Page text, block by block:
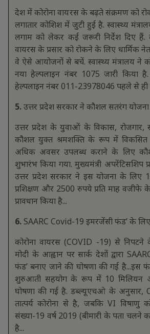
देश में कोरोना वायरस के बढ़ते संक्रमण को
लगातार कोशिश में जुटी हुई है. स्वास्थ्य
लगाम को लेकर कई जरूरी निर्देश दिए हैं.
वायरस के प्रसार को रोकने के लिए धार्मिक
वे ऐसे आयोजनों से बचें. स्वास्थ्य मंत्रालय ने
नया हेल्पलाइन नंबर 1075 जारी किया
हेल्पलाइन नंबर 011-23978046 पहले से ही
5.उत्तर प्रदेश सरकार ने कौशल सतरंग
उत्तर प्रदेश के युवाओं के विकास, रोजगार,
कौशल युक्त श्रमशक्ति के रूप में विकसित
अधिक अवसर उपलब्ध कराने के लिए
शुभारंभ किया गया. मुख्यमंत्री अपरेंटिसशिप
उत्तर प्रदेश सरकार ने इस योजना के
प्रशिक्षण और 2500 रुपये प्रति माह वजीफे
प्रावधान किया है...
6. SAARC Covid-19 इमरजेंसी फंड’ के
कोरोना वायरस (COVID -19) से निपटने के
मोदी के आह्वान पर सार्क देशों द्वारा
फंड’ बनाए जाने की घोषणा की गई है...इस
शुरुआती सहयोग के रूप में 10 मिलियन
घोषणा की गई है. डब्ल्यूएचओ के अनुसार,
तात्पर्य कोरोना से है, जबकि VI विषाणु
संख्या-19 वर्ष 2019 (बीमारी के पता चलने
है...